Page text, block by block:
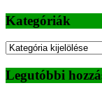
Kategóriák
Kategóriák
Legutóbbi